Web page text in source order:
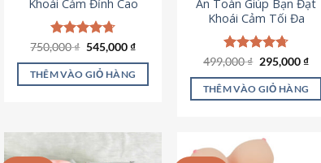
Khoái Cảm Đỉnh Cao
Được xếp
5 sao
750,000₫ Giá
là:
750,000 ₫.
545,000₫Giá
tại
là:
THÊM VÀO GIỎ HÀNG
An Toàn Giúp Bạn Đạt
Khoái Cảm Tối Đa
Được xếp
5 sao
499,000₫ Giá
là:
499,000 ₫.
295,000₫Giá
tại
là:
THÊM VÀO GIỎ HÀNG